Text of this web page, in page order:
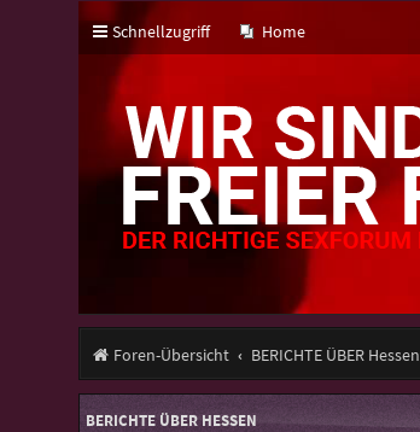
Schnellzugriff Home
Foren-Übersicht BERICHTE ÜBER Hessen
BERICHTE ÜBER HESSEN